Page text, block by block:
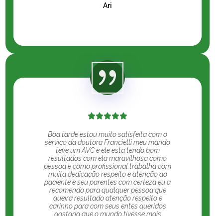
Ari
Boa tarde estou muito satisfeita com o
serviço da doutora Francielli meu marido
teve um AVC e ele esta tendo bom
resultados com ela maravilhosa como
pessoa e como profissional trabalha com
muita dedicação respeito e atenção ao
paciente e seu parentes com certeza eu a
recomendo para qualquer pessoa que
queira resultado atenção respeito e
carinho para com seus entes queridos
gostaria que o mundo tivesse mais